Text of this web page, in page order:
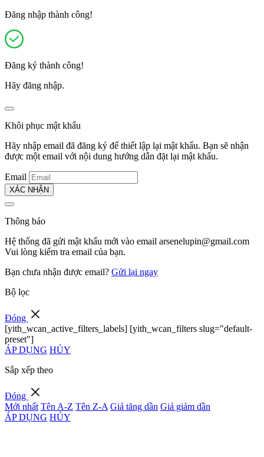
Đăng nhập thành công!
Đăng ký thành công!
Hãy đăng nhập.
Khôi phục mật khẩu
Hãy nhập email đã đăng ký để thiết lập lại mật khẩu. Bạn sẽ nhận
được một email với nội dung hướng dẫn đặt lại mật khẩu.
Email
XÁC NHẬN
Thông báo
Hệ thống đã gửi mật khẩu mới vào email arsenelupin@gmail.com
Vui lòng kiểm tra email của bạn.
Bạn chưa nhận được email? Gửi lại ngay
Bộ lọc
Đóng
[yith_wcan_active_filters_labels] [yith_wcan_filters slug="default-
preset"]
ÁP DỤNG HỦY
Sắp xếp theo
Đóng
Mới nhất Tên A-Z Tên Z-A Giá tăng dần Giá giảm dần
ÁP DỤNG HỦY